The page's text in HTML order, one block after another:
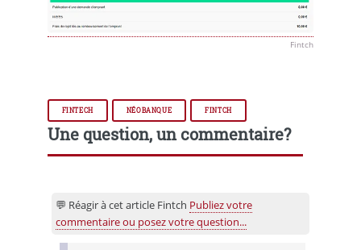
Fintch
FINTECH NÉOBANQUE FINTCH
Une question, un commentaire?
💬 Réagir à cet article Fintch Publiez votre
commentaire ou posez votre question...